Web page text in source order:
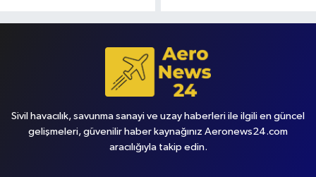
Sivil havacılık, savunma sanayi ve uzay haberleri ile ilgili en güncel
gelişmeleri, güvenilir haber kaynağınız Aeronews24.com
aracılığıyla takip edin.